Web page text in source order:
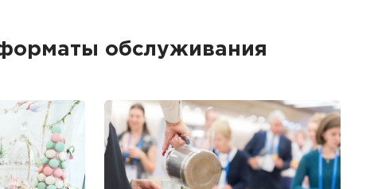
обслуживания